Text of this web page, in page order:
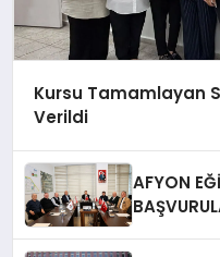
Kursu Tamamlayan
Verildi
AFYON